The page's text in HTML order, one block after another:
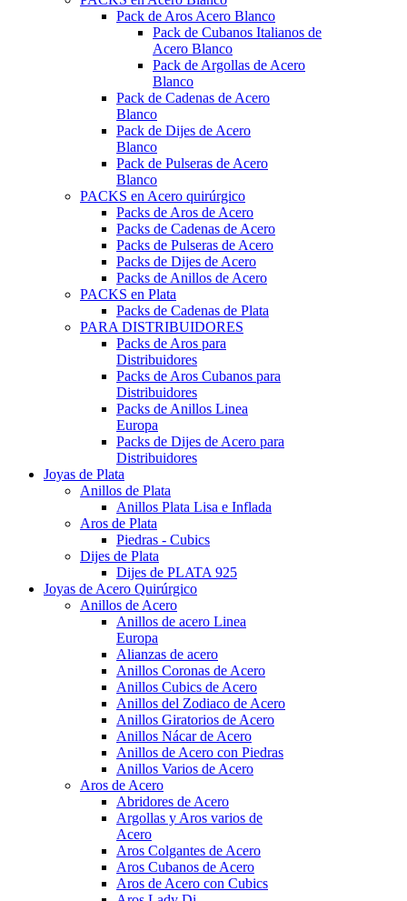
Pack de Aros Acero Blanco
Pack de Cubanos Italianos de
Acero Blanco
Pack de Argollas de Acero
Blanco
Pack de Cadenas de Acero
Blanco
Pack de Dijes de Acero
Blanco
Pack de Pulseras de Acero
Blanco
PACKS en Acero quirúrgico
Packs de Aros de Acero
Packs de Cadenas de Acero
Packs de Pulseras de Acero
Packs de Dijes de Acero
Packs de Anillos de Acero
PACKS en Plata
Packs de Cadenas de Plata
PARA DISTRIBUIDORES
Packs de Aros para
Distribuidores
Packs de Aros Cubanos para
Distribuidores
Packs de Anillos Linea
Europa
Packs de Dijes de Acero para
Distribuidores
Joyas de Plata
Anillos de Plata
Anillos Plata Lisa e Inflada
Aros de Plata
Piedras - Cubics
Dijes de Plata
Dijes de PLATA 925
Joyas de Acero Quirúrgico
Anillos de Acero
Anillos de acero Linea
Europa
Alianzas de acero
Anillos Coronas de Acero
Anillos Cubics de Acero
Anillos del Zodiaco de Acero
Anillos Giratorios de Acero
Anillos Nácar de Acero
Anillos de Acero con Piedras
Anillos Varios de Acero
Aros de Acero
Abridores de Acero
Argollas y Aros varios de
Acero
Aros Colgantes de Acero
Aros Cubanos de Acero
Aros de Acero con Cubics